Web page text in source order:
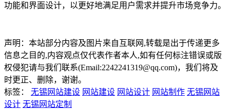
功能和界面设计，以更好地满足用户需求并提升市场竞争力。
声明：本站部分内容及图片来自互联网,转载是出于传递更多
信息之目的,内容观点仅代表作者本人,如有任何标注错误或版
权侵犯请与我们联系(Email:2242241319@qq.com)，我们将及
时更正、删除，谢谢。
标签：
无锡网站建设 网站建设 网站设计 网站制作 无锡网站
设计 无锡网站定制